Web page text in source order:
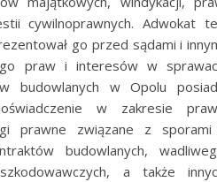
cywilnoprawnych. Adwokat
go przed sądami i
praw i interesów w
budowlanych w Opolu
w zakresie
prawne związane z
budowlanych,
a także